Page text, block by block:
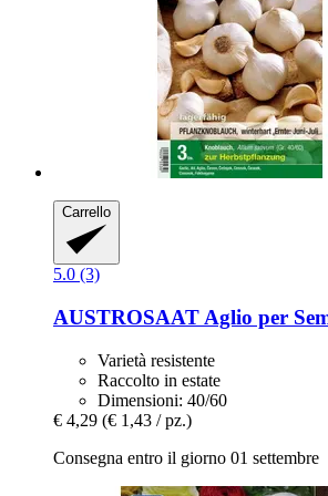
Carrello
5.0 (3)
AUSTROSAAT Aglio per
Varietà resistente
Raccolto in estate
Dimensioni: 40/60
€ 4,29 (€ 1,43 / pz.)
Consegna entro il giorno 01 settembre